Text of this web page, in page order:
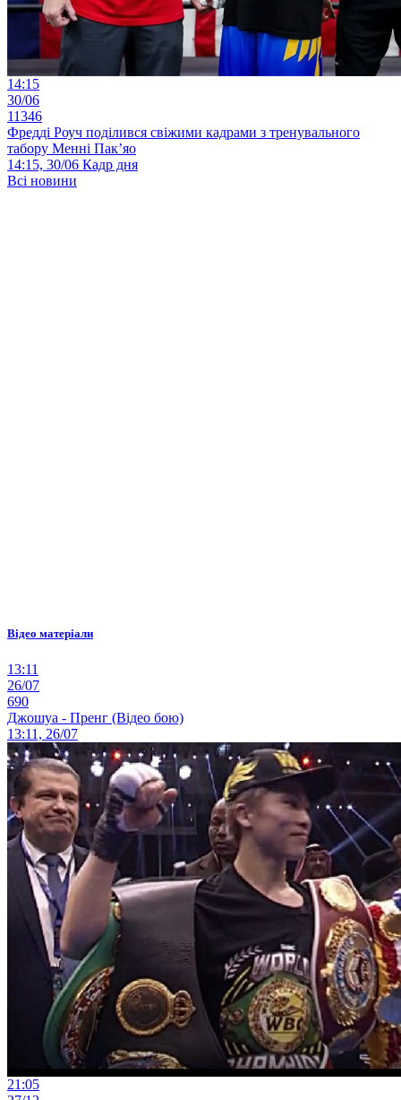
14:15
30/06
11346
Фредді Роуч поділився свіжими кадрами з тренувального
табору Менні Пак’яо
14:15, 30/06 Кадр дня
Всі новини
Відео матеріали
13:11
26/07
690
Джошуа - Пренг (Відео бою)
13:11, 26/07
21:05